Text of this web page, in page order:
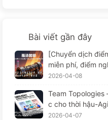
Bài viết gần đây
[Chuyển dịch
miễn phí, điểm
m ở đâu? Sự thay đổi trong kỹ thuật phần mềm t
2026-04-08
Team
c cho thời hậu-
2026-04-07